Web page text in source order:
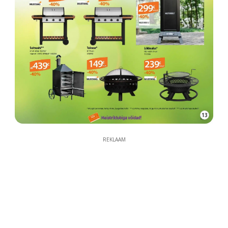
13
REKLAAM